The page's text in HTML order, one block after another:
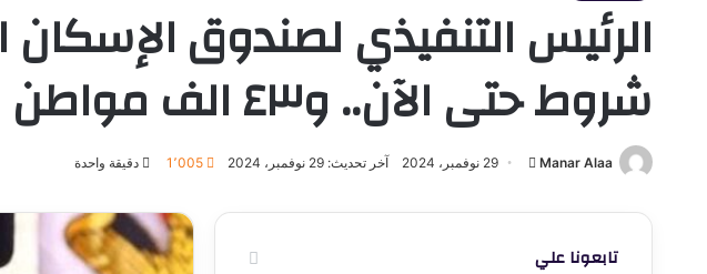
شروط حتى الآن.. و٤٣ الف مواطن سددوا مقدم جدية الحجز
Manar Alaa أرسل
إلكترونيا
29 نوفمبر، 2024 آخر تحديث: 29 نوفمبر، 2024 1٬005 دقيقة واحدة
تابعونا علي